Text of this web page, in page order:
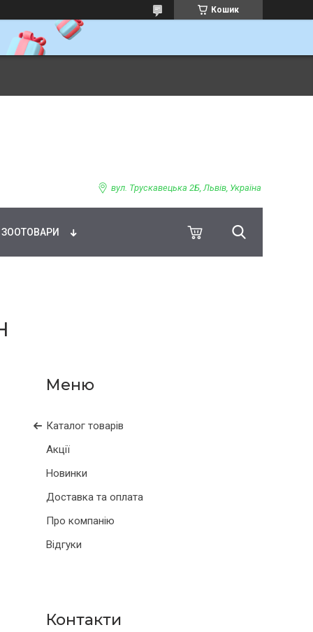
Кошик
вул. Трускавецька 2Б, Львів, Україна
ЗООТОВАРИ
Каталог товарів
Акції
Новинки
Доставка та оплата
Про компанію
Відгуки
Контакти